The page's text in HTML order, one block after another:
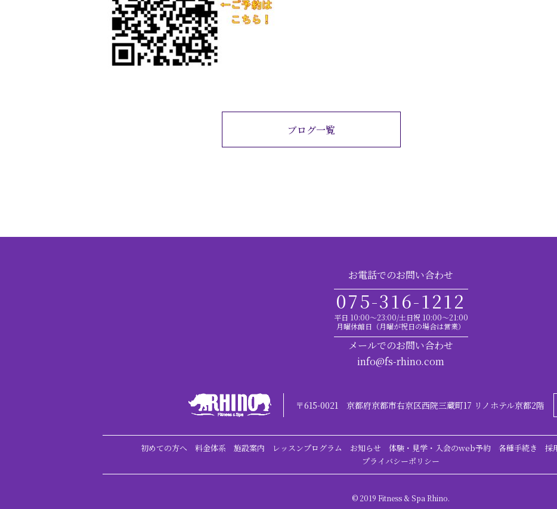
ブログ一覧
お電話でのお問い合わせ
075-316-1212
平日 10:00～23:00/土日祝 10:00～21:00
月曜休館日（月曜が祝日の場合は営業）
メールでのお問い合わせ
info@fs-rhino.com
〒615-0021 京都府京都市右京区西院三蔵町17 リノホテル京都2階
初めての方へ 料金体系 施設案内 レッスンプログラム お知らせ 体験・見学・入会のweb予約 各種手続き 採
プライバシーポリシー
© 2019 Fitness & Spa Rhino.